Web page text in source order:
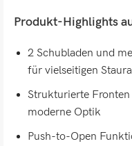
Produkt-Highlights
2 Schubladen und
für vielseitigen
Strukturierte Fronten
moderne Optik
Push-to-Open